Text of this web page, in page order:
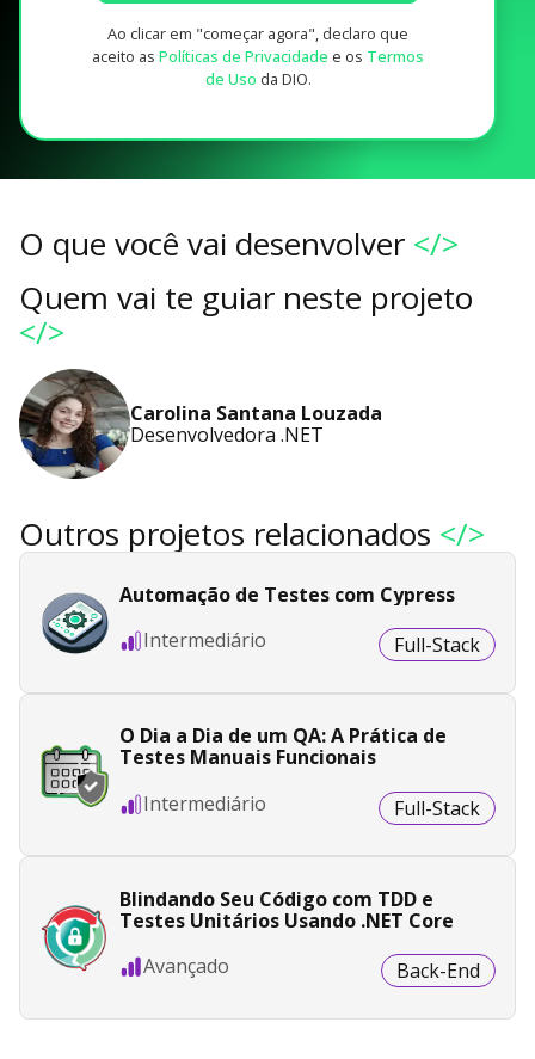
Ao clicar em "começar agora", declaro que
aceito as Políticas de Privacidade e os Termos
de Uso da DIO.
O que você vai desenvolver </>
Quem vai te guiar neste projeto
</>
Carolina Santana Louzada
Desenvolvedora .NET
Outros projetos relacionados </>
Automação de Testes com Cypress
Intermediário
Full-Stack
O Dia a Dia de um QA: A Prática de
Testes Manuais Funcionais
Intermediário
Full-Stack
Blindando Seu Código com TDD e
Testes Unitários Usando .NET Core
Avançado
Back-End